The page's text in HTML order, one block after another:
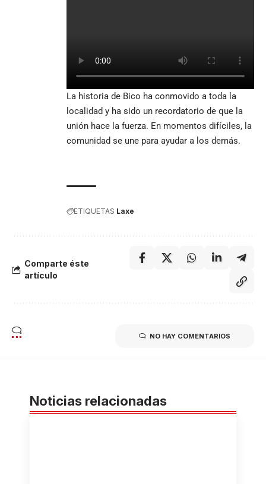
La historia de Bico ha conmovido a toda la
localidad y ha sido un recordatorio de que la
unión hace la fuerza. En momentos difíciles, la
comunidad se une para ayudar a los demás.
ETIQUETAS Laxe
Comparte éste
artículo
NO HAY COMENTARIOS
Noticias relacionadas